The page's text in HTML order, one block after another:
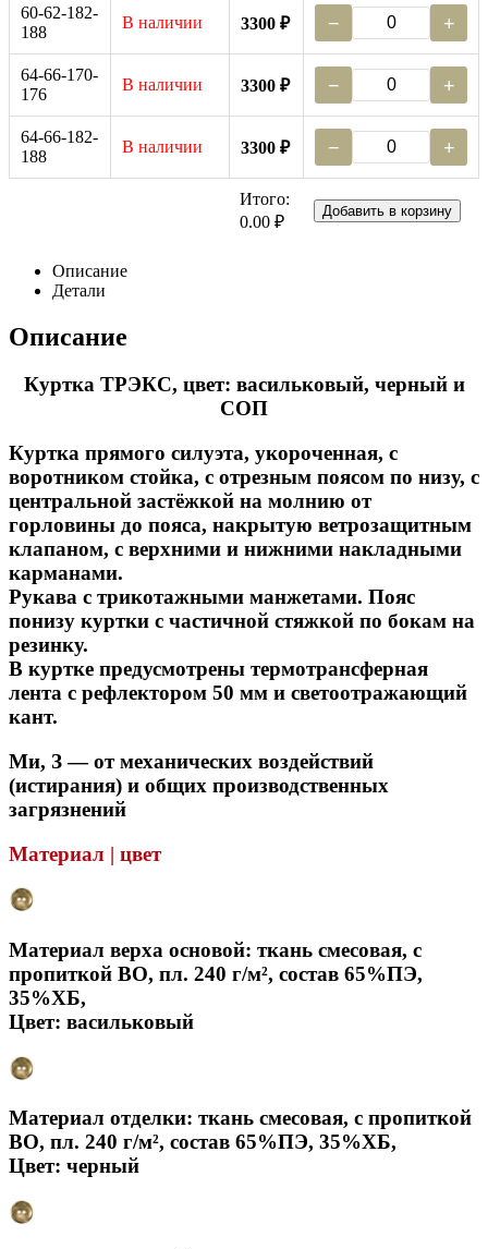
60-62-182-
188
В наличии 3300 ₽ − +
64-66-170-
176
В наличии 3300 ₽ − +
64-66-182-
188
В наличии 3300 ₽ − +
Итого:
0.00 ₽
Добавить в корзину
Описание
Детали
Описание
Куртка ТРЭКС, цвет: васильковый, черный и
СОП
Куртка прямого силуэта, укороченная, с
воротником стойка, с отрезным поясом по низу, с
центральной застёжкой на молнию от
горловины до пояса, накрытую ветрозащитным
клапаном, с верхними и нижними накладными
карманами.
Рукава с трикотажными манжетами. Пояс
понизу куртки с частичной стяжкой по бокам на
резинку.
В куртке предусмотрены термотрансферная
лента с рефлектором 50 мм и светоотражающий
кант.
Ми, З — от механических воздействий
(истирания) и общих производственных
загрязнений
Материал | цвет
Материал верха основой: ткань смесовая, с
пропиткой ВО, пл. 240 г/м², состав 65%ПЭ,
35%ХБ,
Цвет: васильковый
Материал отделки: ткань смесовая, с пропиткой
ВО, пл. 240 г/м², состав 65%ПЭ, 35%ХБ,
Цвет: черный